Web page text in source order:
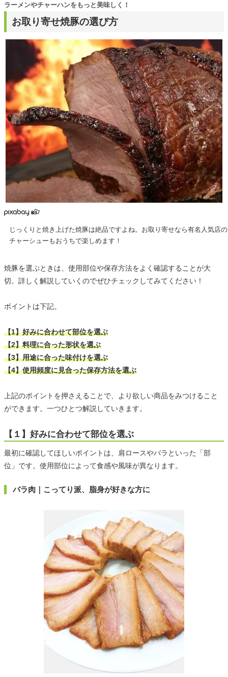
お取り寄せ焼豚の選び方
ラーメンやチャーハンをもっと美味しく！
じっくりと焼き上げた焼豚は絶品ですよね。お取り寄せなら有名人気店の
チャーシューもおうちで楽しめます！
焼豚を選ぶときは、使用部位や保存方法をよく確認することが大
切。詳しく解説していくのでぜひチェックしてみてください！
ポイントは下記。
【1】好みに合わせて部位を選ぶ
【2】料理に合った形状を選ぶ
【3】用途に合った味付けを選ぶ
【4】使用頻度に見合った保存方法を選ぶ
上記のポイントを押さえることで、より欲しい商品をみつけること
ができます。一つひとつ解説していきます。
【１】好みに合わせて部位を選ぶ
最初に確認してほしいポイントは、肩ロースやバラといった「部
位」です。使用部位によって食感や風味が異なります。
バラ肉｜こってり派、脂身が好きな方に